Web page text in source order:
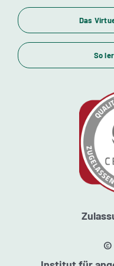
Themenübersicht
Standorte
Das
So
©